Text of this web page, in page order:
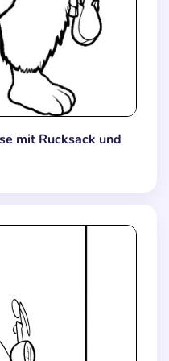
mit Rucksack und